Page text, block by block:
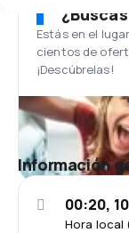
Estás en el
cientos de
¡Descúbrelas!
Información
Hora local
00:20,